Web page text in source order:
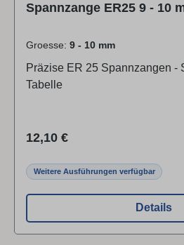
Spannzange ER25 9 - 10
Groesse: 9 - 10 mm
Präzise ER 25 Spannzangen -
Tabelle
Regulärer Preis:
12,10 €
Weitere Ausführungen verfügbar
Details